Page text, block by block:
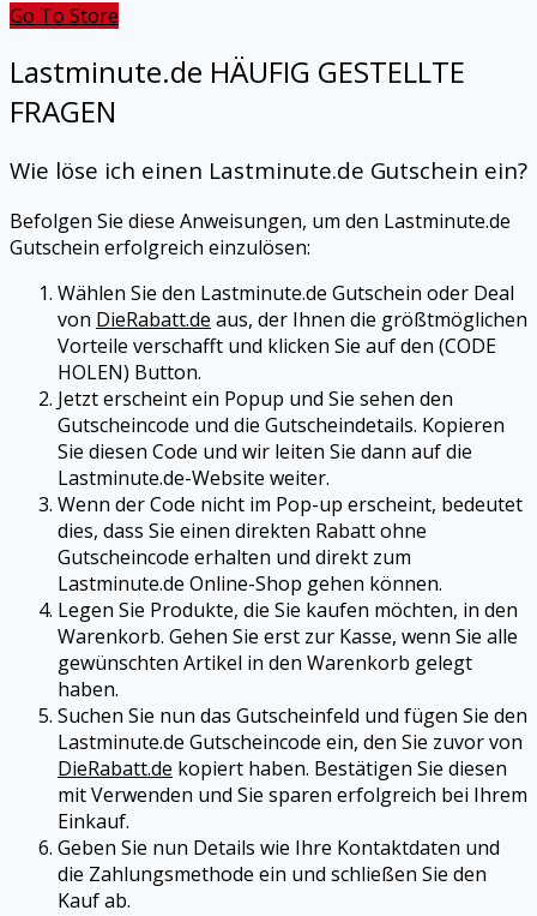
Go To Store
Lastminute.de HÄUFIG GESTELLTE
FRAGEN
Wie löse ich einen Lastminute.de Gutschein ein?
Befolgen Sie diese Anweisungen, um den Lastminute.de
Gutschein erfolgreich einzulösen:
Wählen Sie den Lastminute.de Gutschein oder Deal
von DieRabatt.de aus, der Ihnen die größtmöglichen
Vorteile verschafft und klicken Sie auf den (CODE
HOLEN) Button.
Jetzt erscheint ein Popup und Sie sehen den
Gutscheincode und die Gutscheindetails. Kopieren
Sie diesen Code und wir leiten Sie dann auf die
Lastminute.de-Website weiter.
Wenn der Code nicht im Pop-up erscheint, bedeutet
dies, dass Sie einen direkten Rabatt ohne
Gutscheincode erhalten und direkt zum
Lastminute.de Online-Shop gehen können.
Legen Sie Produkte, die Sie kaufen möchten, in den
Warenkorb. Gehen Sie erst zur Kasse, wenn Sie alle
gewünschten Artikel in den Warenkorb gelegt
haben.
Suchen Sie nun das Gutscheinfeld und fügen Sie den
Lastminute.de Gutscheincode ein, den Sie zuvor von
DieRabatt.de kopiert haben. Bestätigen Sie diesen
mit Verwenden und Sie sparen erfolgreich bei Ihrem
Einkauf.
Geben Sie nun Details wie Ihre Kontaktdaten und
die Zahlungsmethode ein und schließen Sie den
Kauf ab.